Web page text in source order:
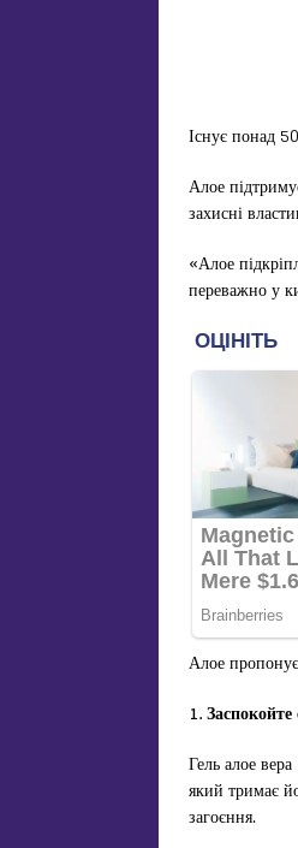
Існує понад
Алое
захисні
«Алое
переважно у
Алое
1.
Гель алое
який тримає
загоєння.